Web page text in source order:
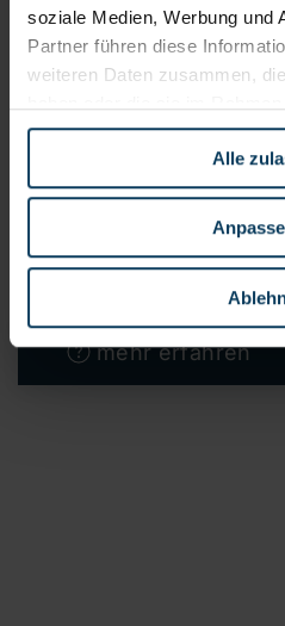
soziale Medien, Werbung und
Partner führen diese
weiteren Daten zusammen,
gesammelt haben.
Alle
auf Abruf für Ihre
Herausforderungen.
Restrukturierung
Produktion
Healthcare
mehr erfahren